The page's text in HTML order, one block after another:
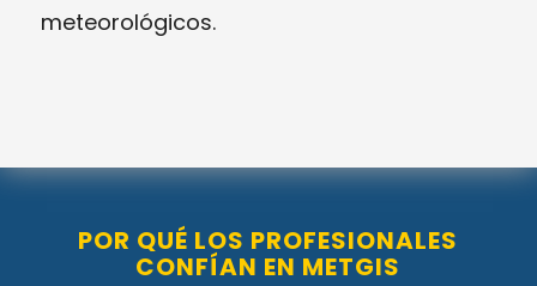
meteorológicos.
POR QUÉ LOS PROFESIONALES
CONFÍAN EN METGIS